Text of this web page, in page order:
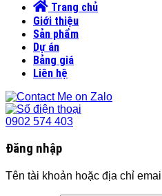
Trang chủ
Giới thiệu
Sản phẩm
Dự án
Bảng giá
Liên hệ
0902 574 403
Đăng nhập
Tên tài khoản hoặc địa chỉ email